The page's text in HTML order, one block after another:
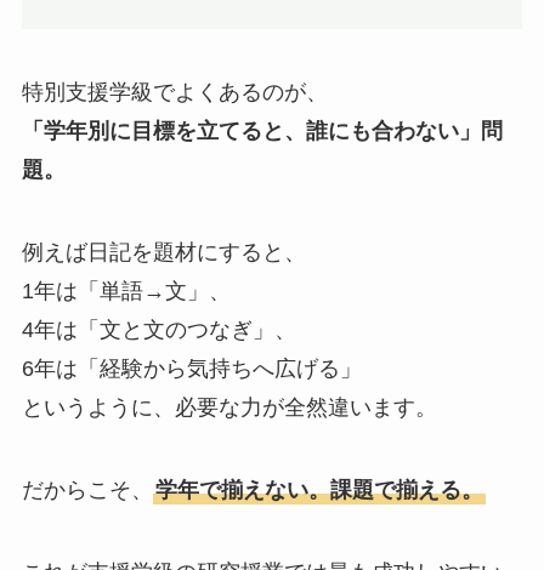
特別支援学級でよくあるのが、
「学年別に目標を立てると、誰にも合わない」問
題。
例えば日記を題材にすると、
1年は「単語→文」、
4年は「文と文のつなぎ」、
6年は「経験から気持ちへ広げる」
というように、必要な力が全然違います。
だからこそ、 学年で揃えない。課題で揃える。